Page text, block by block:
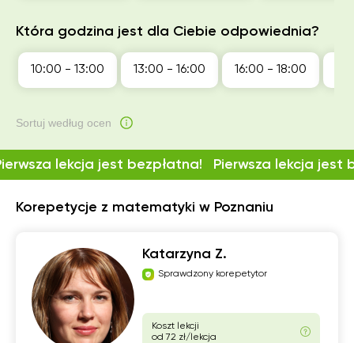
Korepetycje z matematyki w Poznaniu
Katarzyna Z.
Sprawdzony korepetytor
Koszt lekcji
od 72 zł/lekcja
lekcja jest bezpłatna! Pierwsza lekcja jest
Która godzina jest dla Ciebie odpowiednia?
10:00 - 13:00 13:00 - 16:00 16:00 - 18:00
Sortuj według ocen